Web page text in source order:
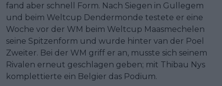
fand aber schnell Form. Nach Siegen in Gullegem
und beim Weltcup Dendermonde testete er eine
Woche vor der WM beim Weltcup Maasmechelen
seine Spitzenform und wurde hinter van der Poel
Zweiter. Bei der WM griff er an, musste sich seinem
Rivalen erneut geschlagen geben; mit Thibau Nys
komplettierte ein Belgier das Podium.